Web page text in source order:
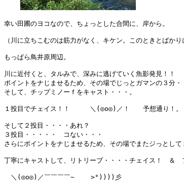
幸い田圃のヨコなので、ちょっとした合間に、岸から。
（川に立ちこむのは筋力がなく、キケン。このときとばか
もっぱら鳥井原周辺。
川に近付くと、タルみで、深みに逃げていく魚影発見！！
ポイントをナじませるため、その場でじっとガマンの３
そして、チップミノーｆをキャスト・・・。
１投目でチェイス！！　　　＼(◎o◎)／！　　予想通り！。
そして２投目・・・・あれ？
３投目・・・・・　コない・・・
さらにポイントをナじませるため、その場でまたジっと
丁寧にキャストして、リトリーブ・・・・チェイス！　＆
＼(◎o◎)／￣￣￣￣~    >°))))彡